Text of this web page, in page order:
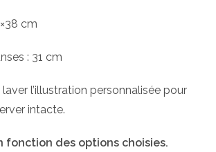
cm
: 31 cm
laver l’illustration personnalisée pour
intacte.
fonction des options choisies.